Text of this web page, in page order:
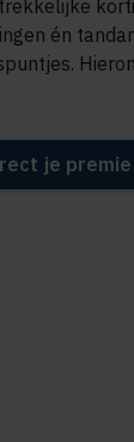
én
je premie